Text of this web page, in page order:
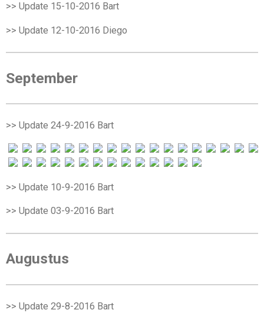
>> Update 15-10-2016 Bart
>> Update 12-10-2016 Diego
September
>> Update 24-9-2016 Bart
>> Update 10-9-2016 Bart
>> Update 03-9-2016 Bart
Augustus
>> Update 29-8-2016 Bart